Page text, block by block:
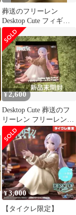
葬送のフリーレン
Desktop Cute フィギュ
ア
¥2,600
Desktop Cute 葬送のフ
リーレン フリーレン〜
ルームウェアver.〜
¥3,000
【タイクレ限定】